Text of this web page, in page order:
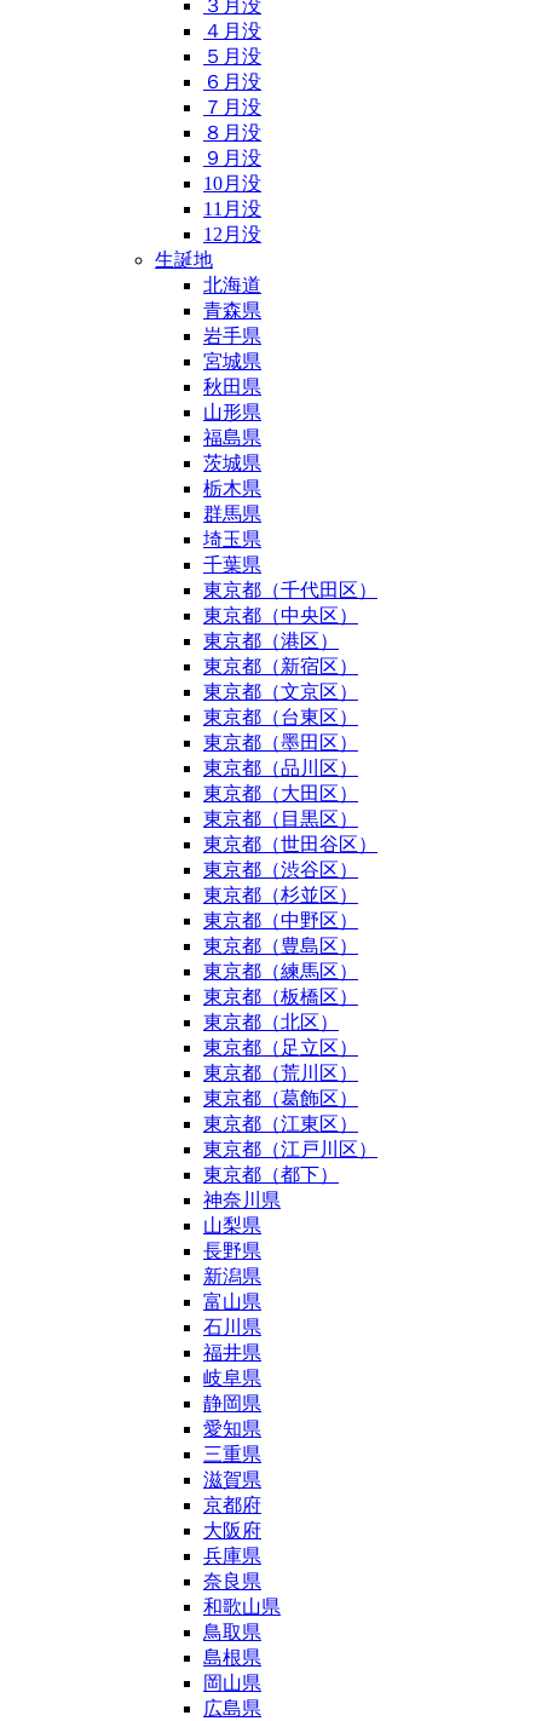
３月没
４月没
５月没
６月没
７月没
８月没
９月没
10月没
11月没
12月没
生誕地
北海道
青森県
岩手県
宮城県
秋田県
山形県
福島県
茨城県
栃木県
群馬県
埼玉県
千葉県
東京都（千代田区）
東京都（中央区）
東京都（港区）
東京都（新宿区）
東京都（文京区）
東京都（台東区）
東京都（墨田区）
東京都（品川区）
東京都（大田区）
東京都（目黒区）
東京都（世田谷区）
東京都（渋谷区）
東京都（杉並区）
東京都（中野区）
東京都（豊島区）
東京都（練馬区）
東京都（板橋区）
東京都（北区）
東京都（足立区）
東京都（荒川区）
東京都（葛飾区）
東京都（江東区）
東京都（江戸川区）
東京都（都下）
神奈川県
山梨県
長野県
新潟県
富山県
石川県
福井県
岐阜県
静岡県
愛知県
三重県
滋賀県
京都府
大阪府
兵庫県
奈良県
和歌山県
鳥取県
島根県
岡山県
広島県